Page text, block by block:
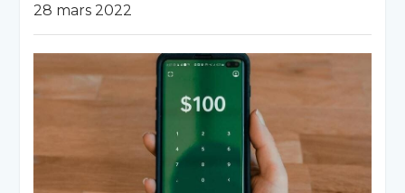
28 mars 2022